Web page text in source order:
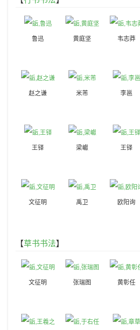
鲁迅 黄庭坚 韦志莽
赵之谦 米芾 李邕
王铎 梁巘 王铎
文征明 禹卫 欧阳询
【草书书法】
文征明 张瑞图 黄彰任